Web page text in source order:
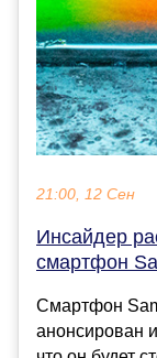
21:00, 12 Сен
Инсайдер
смартфон
Смартфон
анонсирован